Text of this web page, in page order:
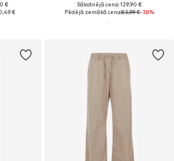
€
€
Sākotnējā cena: 129,90 €
Pēdējā zemākā cena:83,99 €-38%